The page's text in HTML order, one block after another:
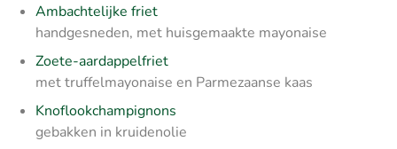
Ambachtelijke friet
handgesneden, met huisgemaakte mayonaise
Zoete-aardappelfriet
met truffelmayonaise en Parmezaanse kaas
Knoflookchampignons
gebakken in kruidenolie